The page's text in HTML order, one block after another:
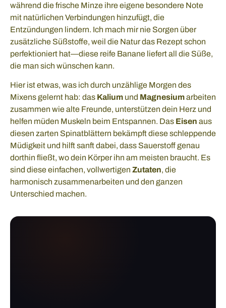
während die frische Minze ihre eigene besondere Note
mit natürlichen Verbindungen hinzufügt, die
Entzündungen lindern. Ich mach mir nie Sorgen über
zusätzliche Süßstoffe, weil die Natur das Rezept schon
perfektioniert hat—diese reife Banane liefert all die Süße,
die man sich wünschen kann.
Hier ist etwas, was ich durch unzählige Morgen des
Mixens gelernt hab: das Kalium und Magnesiumarbeiten
zusammen wie alte Freunde, unterstützen dein Herz und
helfen müden Muskeln beim Entspannen. Das Eisen aus
diesen zarten Spinatblättern bekämpft diese schleppende
Müdigkeit und hilft sanft dabei, dass Sauerstoff genau
dorthin fließt, wo dein Körper ihn am meisten braucht. Es
sind diese einfachen, vollwertigen Zutaten, die
harmonisch zusammenarbeiten und den ganzen
Unterschied machen.